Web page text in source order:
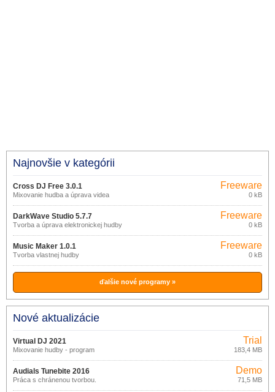
Najnovšie v kategórii
Cross DJ Free 3.0.1
Mixovanie hudba a úprava videa
Freeware
0 kB
DarkWave Studio 5.7.7
Tvorba a úprava elektronickej hudby
Freeware
0 kB
Music Maker 1.0.1
Tvorba vlastnej hudby
Freeware
0 kB
ďalšie nové programy »
Nové aktualizácie
Virtual DJ 2021
Mixovanie hudby - program
Trial
183,4 MB
Audials Tunebite 2016
14.0.51000.000
Práca s chránenou tvorbou.
Demo
71,5 MB